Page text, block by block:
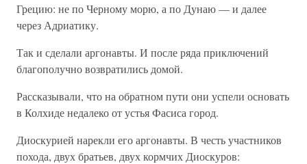
Грецию: не по Черному морю, а по Дунаю — и далее
через Адриатику.
Так и сделали аргонавты. И после ряда приключений
благополучно возвратились домой.
Рассказывали, что на обратном пути они успели основать
в Колхиде недалеко от устья Фасиса город.
Диоскурией нарекли его аргонавты. В честь участников
похода, двух братьев, двух кормчих Диоскуров: